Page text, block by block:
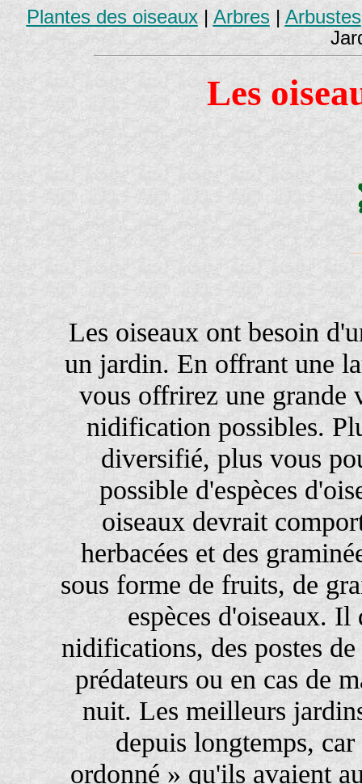
Plantes des oiseaux| Arbres| Arbustes
Les
Les oiseaux ont besoin
un jardin. En offrant une
vous offrirez une grande
nidification possibles.
diversifié, plus vous
possible d'espèces
oiseaux devrait
herbacées et des
sous forme de fruits, de
espèces d'oiseaux.
nidifications, des postes
prédateurs ou en cas de
nuit. Les meilleurs
depuis longtemps,
ordonné » qu'ils avaient